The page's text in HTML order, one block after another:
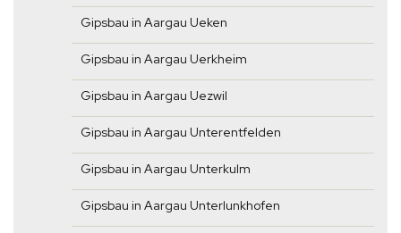
Gipsbau in Aargau Ueken
Gipsbau in Aargau Uerkheim
Gipsbau in Aargau Uezwil
Gipsbau in Aargau Unterentfelden
Gipsbau in Aargau Unterkulm
Gipsbau in Aargau Unterlunkhofen